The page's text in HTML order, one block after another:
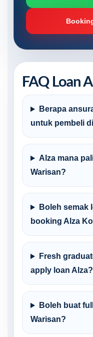
FAQ Loan
Berapa
untuk pembeli
Alza mana
Warisan?
Boleh semak
booking Alza
Fresh
apply loan Alza?
Boleh buat
Warisan?